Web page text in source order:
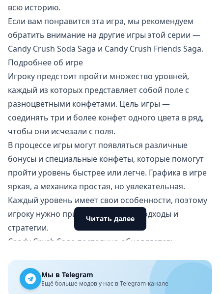
всю историю.
Если вам понравится эта игра, мы рекомендуем
обратить внимание на другие игры этой серии —
Candy Crush Soda Saga и Candy Crush Friends Saga.
Подробнее об игре
Игроку предстоит пройти множество уровней,
каждый из которых представляет собой поле с
разноцветными конфетами. Цель игры —
соединять три и более конфет одного цвета в ряд,
чтобы они исчезали с поля.
В процессе игры могут появляться различные
бонусы и специальные конфеты, которые помогут
пройти уровень быстрее или легче. Графика в игре
яркая, а механика простая, но увлекательная.
Каждый уровень имеет свои особенности, поэтому
игроку нужно применять разные подходы и
стратегии.
Candy Crush Saga постоянно обновляется:
игре есть внутриигровые покупки, которые могут
понадобиться для прохождения сложных уровней.
Читать далее
Мы в Telegram
Ещё больше модов у нас в Telegram-канале